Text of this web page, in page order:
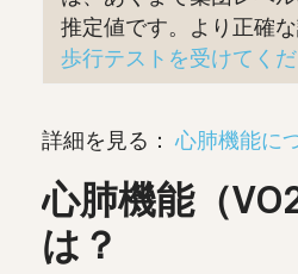
推定値です。
より正確
歩行テストを受けてく
詳細を見る： 心肺機能に
心肺機能（
は？